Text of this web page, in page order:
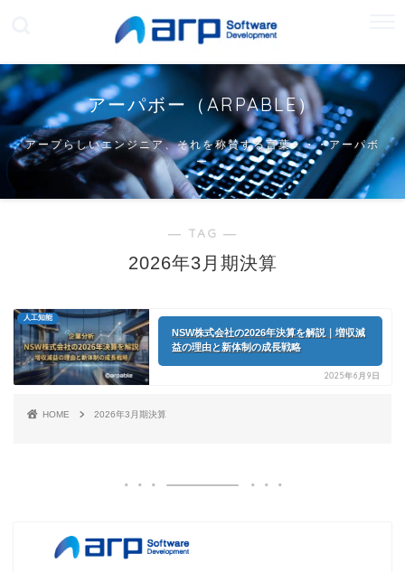
アーパボー（ARPABLE）
アープらしいエンジニア、それを称賛する言葉・・・アーパボ
ー
― TAG ―
2026年3月期決算
人工知能
NSW株式会社の2026年決算を解説｜増収減
益の理由と新体制の成長戦略
2025年6月9日
HOME 2026年3月期決算